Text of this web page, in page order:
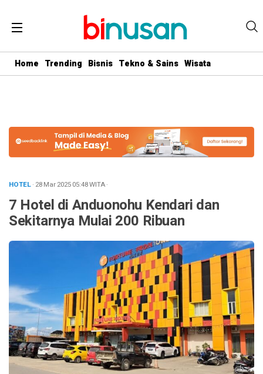
center} #geserkiri, #geserkanan { display: none } .totalpembaca {
display: none }
Home Trending Bisnis Tekno & Sains Wisata
HOTEL· 28 Mar 202505:48WITA·
7 Hotel di Anduonohu Kendari dan
Sekitarnya Mulai 200 Ribuan